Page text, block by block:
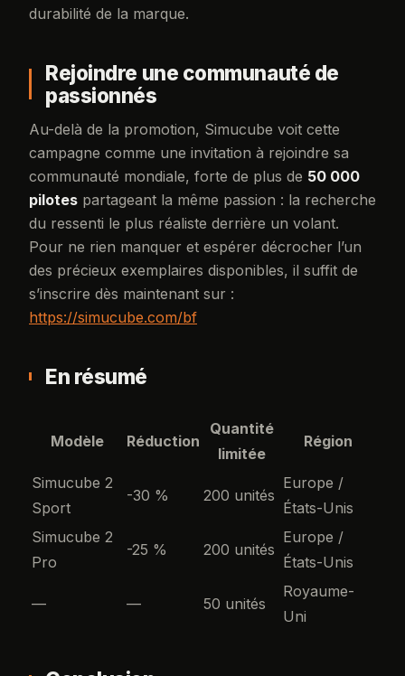
durabilité de la marque.
Rejoindre une communauté de
passionnés
Au-delà de la promotion, Simucube voit cette
campagne comme une invitation à rejoindre sa
communauté mondiale, forte de plus de 50 000
pilotes partageant la même passion : la recherche
du ressenti le plus réaliste derrière un volant.
Pour ne rien manquer et espérer décrocher l’un
des précieux exemplaires disponibles, il suffit de
s’inscrire dès maintenant sur :
https://simucube.com/bf
En résumé
Modèle Réduction
Quantité
limitée
Région
Simucube 2
Sport
-30 % 200 unités
Europe /
États-Unis
Simucube 2
Pro
-25 % 200 unités
Europe /
États-Unis
— — 50 unités
Royaume-
Uni